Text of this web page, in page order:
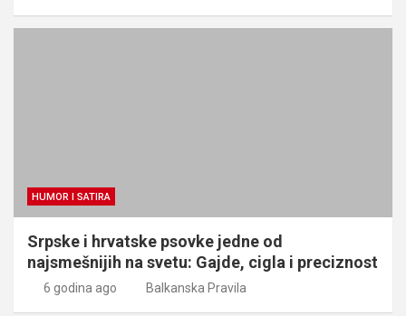
HUMOR I SATIRA
Srpske i hrvatske psovke jedne od
najsmešnijih na svetu: Gajde, cigla i preciznost
6 godina ago Balkanska Pravila